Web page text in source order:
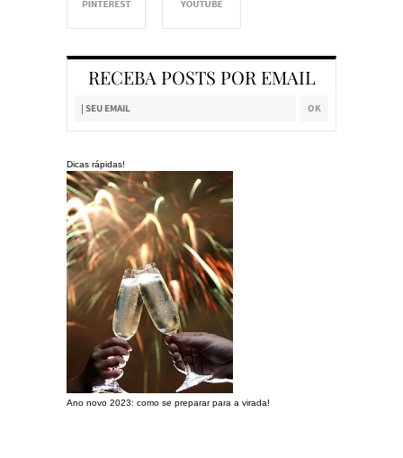
RECEBA POSTS POR EMAIL
Dicas rápidas!
Ano novo 2023: como se preparar para a virada!